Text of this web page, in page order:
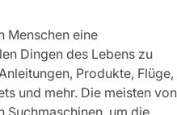
Menschen eine
Dingen des Lebens zu
Produkte, Flüge,
und mehr. Die meisten von
Suchmaschinen, um die